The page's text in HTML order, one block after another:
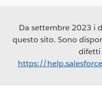
Da settembre 2023 i
questo sito. Sono
difetti
https://